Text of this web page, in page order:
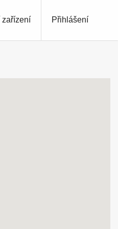
Přihlášení
zařízení